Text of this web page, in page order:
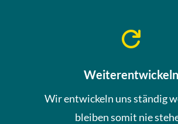

Weiterentwickeln
Wir entwickeln uns ständig
bleiben somit nie